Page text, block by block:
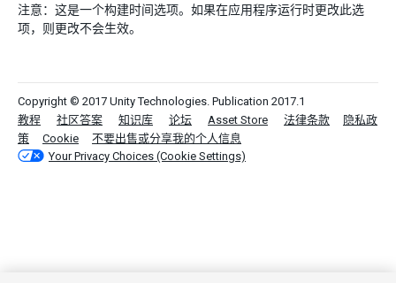
注意：这是一个构建时间选项。如果在应用程序运行时更改此选
项，则更改不会生效。
Copyright © 2017 Unity Technologies. Publication 2017.1
教程
社区答案 知识库 论坛 Asset Store 法律条款
隐私政
策
Cookie
不要出售或分享我的个人信息
Your Privacy Choices (Cookie Settings)